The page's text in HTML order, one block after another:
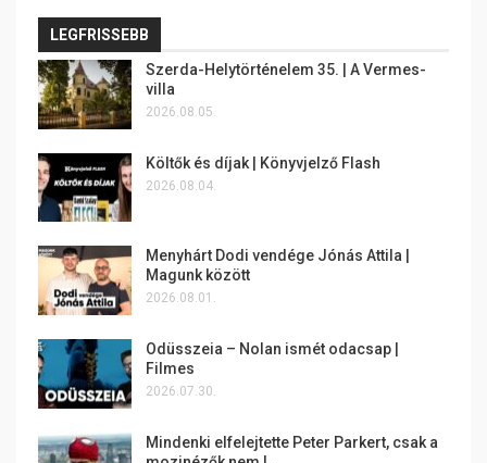
LEGFRISSEBB
Szerda-Helytörténelem 35. | A Vermes-
villa
2026.08.05.
Költők és díjak | Könyvjelző Flash
2026.08.04.
Menyhárt Dodi vendége Jónás Attila |
Magunk között
2026.08.01.
Odüsszeia – Nolan ismét odacsap |
Filmes
2026.07.30.
Mindenki elfelejtette Peter Parkert, csak a